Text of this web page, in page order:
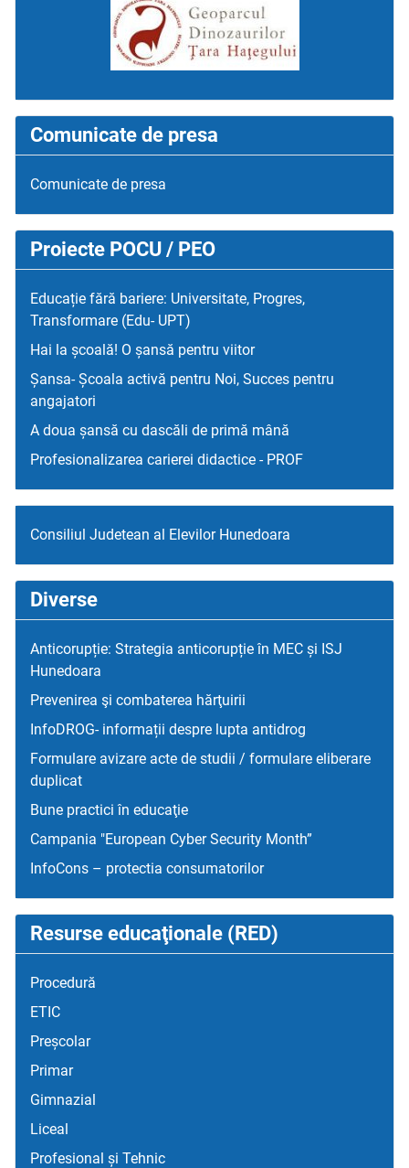
Comunicate de presa
Comunicate de presa
Proiecte POCU / PEO
Educație fără bariere: Universitate, Progres,
Transformare (Edu- UPT)
Hai la școală! O șansă pentru viitor
Șansa- Școala activă pentru Noi, Succes pentru
angajatori
A doua șansă cu dascăli de primă mână
Profesionalizarea carierei didactice - PROF
Consiliul Judetean al Elevilor Hunedoara
Diverse
Anticorupție: Strategia anticorupție în MEC și ISJ
Hunedoara
Prevenirea şi combaterea hărţuirii
InfoDROG- informații despre lupta antidrog
Formulare avizare acte de studii / formulare eliberare
duplicat
Bune practici în educaţie
Campania "European Cyber Security Month”
InfoCons – protectia consumatorilor
Resurse educaţionale (RED)
Procedură
ETIC
Preșcolar
Primar
Gimnazial
Liceal
Profesional și Tehnic